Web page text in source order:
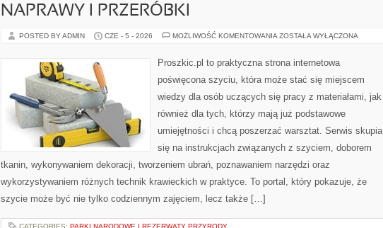
NAPRAWY I PRZERÓBKI
POSTED BY ADMIN CZE - 5 - 2026 MOŻLIWOŚĆ KOMENTOWANIA NAPRAWY
ZOSTAŁA WYŁĄCZONA
Proszkic.pl to praktyczna strona internetowa
poświęcona szyciu, która może stać się miejscem
wiedzy dla osób uczących się pracy z materiałami, jak
również dla tych, którzy mają już podstawowe
umiejętności i chcą poszerzać warsztat. Serwis skupia
się na instrukcjach związanych z szyciem, doborem
tkanin, wykonywaniem dekoracji, tworzeniem ubrań, poznawaniem narzędzi oraz
wykorzystywaniem różnych technik krawieckich w praktyce. To portal, który pokazuje, że
szycie może być nie tylko codziennym zajęciem, lecz także […]
CATEGORIES: PARKI NARODOWE I REZERWATY PRZYRODY